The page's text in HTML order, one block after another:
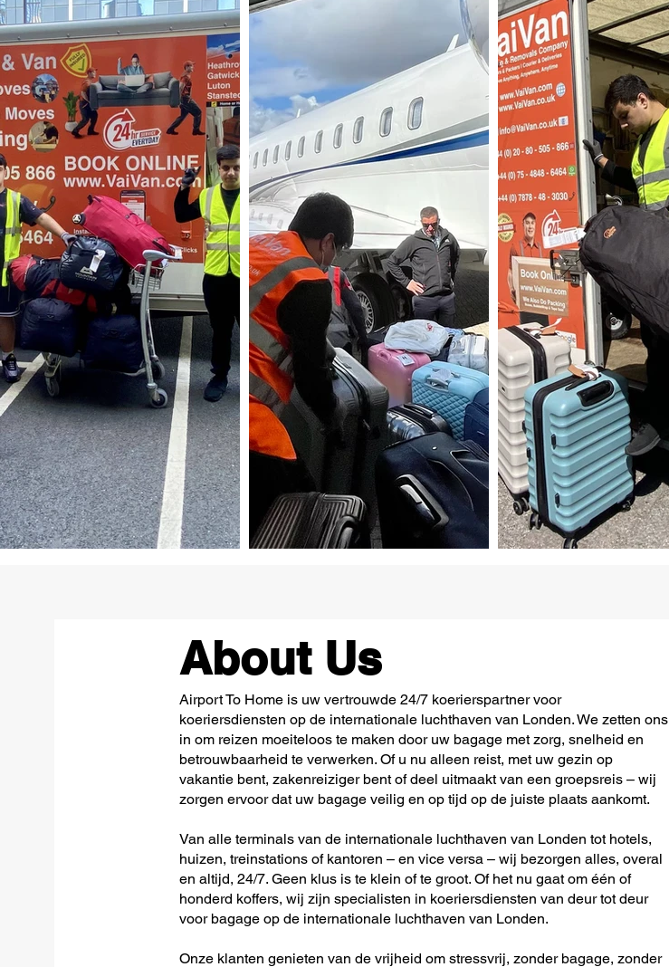
About Us
Airport To Home is uw vertrouwde 24/7 koerierspartner voor
koeriersdiensten op de internationale luchthaven van Londen. We zetten ons
in om reizen moeiteloos te maken door uw bagage met zorg, snelheid en
betrouwbaarheid te verwerken. Of u nu alleen reist, met uw gezin op
vakantie bent, zakenreiziger bent of deel uitmaakt van een groepsreis – wij
zorgen ervoor dat uw bagage veilig en op tijd op de juiste plaats aankomt.
Van alle terminals van de internationale luchthaven van Londen tot hotels,
huizen, treinstations of kantoren – en vice versa – wij bezorgen alles, overal
en altijd, 24/7. Geen klus is te klein of te groot. Of het nu gaat om één of
honderd koffers, wij zijn specialisten in koeriersdiensten van deur tot deur
voor bagage op de internationale luchthaven van Londen.
Onze klanten genieten van de vrijheid om stressvrij, zonder bagage, zonder